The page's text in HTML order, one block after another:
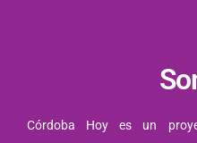
Córdoba Hoy es un